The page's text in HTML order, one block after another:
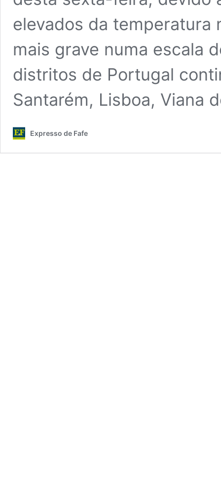
elevados da temperatura
mais grave numa escala
distritos de Portugal
Santarém, Lisboa, Viana
Expresso de Fafe